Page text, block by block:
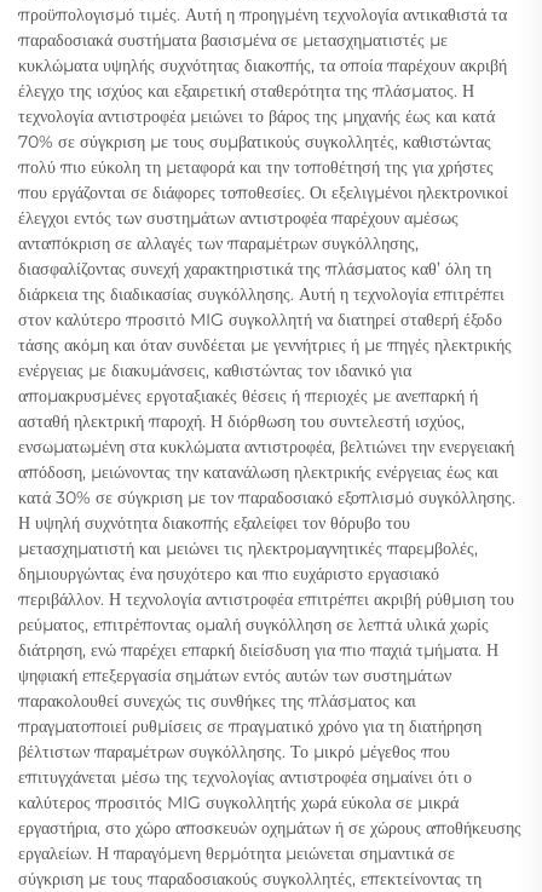
προϋπολογισμό τιμές. Αυτή η προηγμένη τεχνολογία αντικαθιστά τα
παραδοσιακά συστήματα βασισμένα σε μετασχηματιστές με
κυκλώματα υψηλής συχνότητας διακοπής, τα οποία παρέχουν ακριβή
έλεγχο της ισχύος και εξαιρετική σταθερότητα της πλάσματος. Η
τεχνολογία αντιστροφέα μειώνει το βάρος της μηχανής έως και κατά
70% σε σύγκριση με τους συμβατικούς συγκολλητές, καθιστώντας
πολύ πιο εύκολη τη μεταφορά και την τοποθέτησή της για χρήστες
που εργάζονται σε διάφορες τοποθεσίες. Οι εξελιγμένοι ηλεκτρονικοί
έλεγχοι εντός των συστημάτων αντιστροφέα παρέχουν αμέσως
ανταπόκριση σε αλλαγές των παραμέτρων συγκόλλησης,
διασφαλίζοντας συνεχή χαρακτηριστικά της πλάσματος καθ’ όλη τη
διάρκεια της διαδικασίας συγκόλλησης. Αυτή η τεχνολογία επιτρέπει
στον καλύτερο προσιτό MIG συγκολλητή να διατηρεί σταθερή έξοδο
τάσης ακόμη και όταν συνδέεται με γεννήτριες ή με πηγές ηλεκτρικής
ενέργειας με διακυμάνσεις, καθιστώντας τον ιδανικό για
απομακρυσμένες εργοταξιακές θέσεις ή περιοχές με ανεπαρκή ή
ασταθή ηλεκτρική παροχή. Η διόρθωση του συντελεστή ισχύος,
ενσωματωμένη στα κυκλώματα αντιστροφέα, βελτιώνει την ενεργειακή
απόδοση, μειώνοντας την κατανάλωση ηλεκτρικής ενέργειας έως και
κατά 30% σε σύγκριση με τον παραδοσιακό εξοπλισμό συγκόλλησης.
Η υψηλή συχνότητα διακοπής εξαλείφει τον θόρυβο του
μετασχηματιστή και μειώνει τις ηλεκτρομαγνητικές παρεμβολές,
δημιουργώντας ένα ησυχότερο και πιο ευχάριστο εργασιακό
περιβάλλον. Η τεχνολογία αντιστροφέα επιτρέπει ακριβή ρύθμιση του
ρεύματος, επιτρέποντας ομαλή συγκόλληση σε λεπτά υλικά χωρίς
διάτρηση, ενώ παρέχει επαρκή διείσδυση για πιο παχιά τμήματα. Η
ψηφιακή επεξεργασία σημάτων εντός αυτών των συστημάτων
παρακολουθεί συνεχώς τις συνθήκες της πλάσματος και
πραγματοποιεί ρυθμίσεις σε πραγματικό χρόνο για τη διατήρηση
βέλτιστων παραμέτρων συγκόλλησης. Το μικρό μέγεθος που
επιτυγχάνεται μέσω της τεχνολογίας αντιστροφέα σημαίνει ότι ο
καλύτερος προσιτός MIG συγκολλητής χωρά εύκολα σε μικρά
εργαστήρια, στο χώρο αποσκευών οχημάτων ή σε χώρους αποθήκευσης
εργαλείων. Η παραγόμενη θερμότητα μειώνεται σημαντικά σε
σύγκριση με τους παραδοσιακούς συγκολλητές, επεκτείνοντας τη